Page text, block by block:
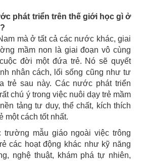
phát triển trên thế giới học gì ở
mà ở tất cả các nước khác, giai
mầm non là giai đoạn vô cùng
đời một đứa trẻ. Nó sẽ quyết
nhân cách, lối sống cũng như tư
trẻ sau này. Các nước phát triển
chú ý trong việc nuôi dạy trẻ mầm
tảng tư duy, thể chất, kích thích
một cách tốt nhất.
trường mẫu giáo ngoài việc trông
các hoạt động khác như kỹ năng
nghệ thuật, khám phá tự nhiên,